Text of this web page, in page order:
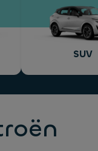
SUV